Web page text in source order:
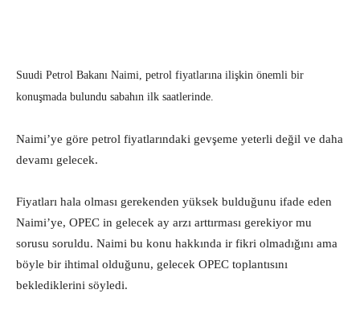
Suudi Petrol Bakanı Naimi, petrol fiyatlarına ilişkin önemli bir
konuşmada bulundu sabahın ilk saatlerinde.
Naimi’ye göre petrol fiyatlarındaki gevşeme yeterli değil ve daha
devamı gelecek.
Fiyatları hala olması gerekenden yüksek bulduğunu ifade eden
Naimi’ye, OPEC in gelecek ay arzı arttırması gerekiyor mu
sorusu soruldu. Naimi bu konu hakkında ir fikri olmadığını ama
böyle bir ihtimal olduğunu, gelecek OPEC toplantısını
beklediklerini söyledi.